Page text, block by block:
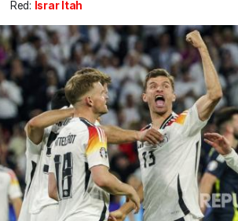
Red: Israr Itah